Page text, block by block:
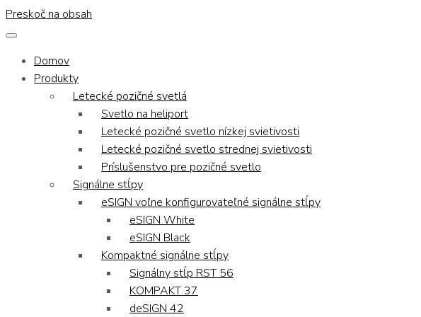
Preskoč na obsah
Domov
Produkty
Letecké pozičné svetlá
Svetlo na heliport
Letecké pozičné svetlo nízkej svietivosti
Letecké pozičné svetlo strednej svietivosti
Príslušenstvo pre pozičné svetlo
Signálne stĺpy
eSIGN voľne konfigurovateľné signálne stĺpy
eSIGN White
eSIGN Black
Kompaktné signálne stĺpy
Signálny stĺp RST 56
KOMPAKT 37
deSIGN 42